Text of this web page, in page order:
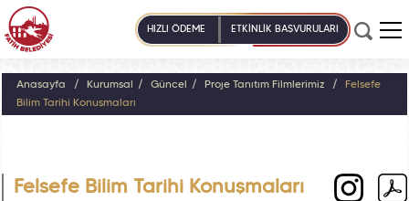
HIZLI ÖDEME ETKİNLİK BAŞVURULARI
Anasayfa Kurumsal Güncel Proje Tanıtım Filmlerimiz
Felsefe
Bilim Tarihi Konuşmaları
Felsefe Bilim Tarihi Konuşmaları